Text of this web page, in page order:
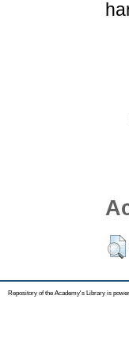
Repository of the Academy's Library is